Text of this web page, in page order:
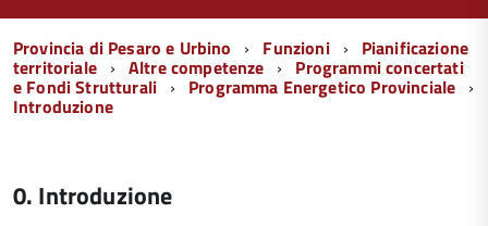
Menu
di
navigazione
Provincia di Pesaro e Urbino Funzioni Pianificazione
territoriale Altre competenze Programmi concertati
e Fondi Strutturali Programma Energetico Provinciale
Introduzione
0. Introduzione